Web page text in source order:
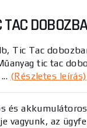
TAC
Tic Tac
tic tac
(Részletes leírás)
és
vagyunk, az